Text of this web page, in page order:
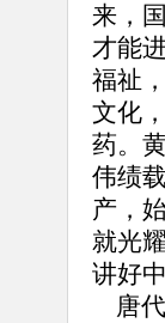
来，
才能
福祉
文化
药。
伟绩
产，
就
讲好
唐代